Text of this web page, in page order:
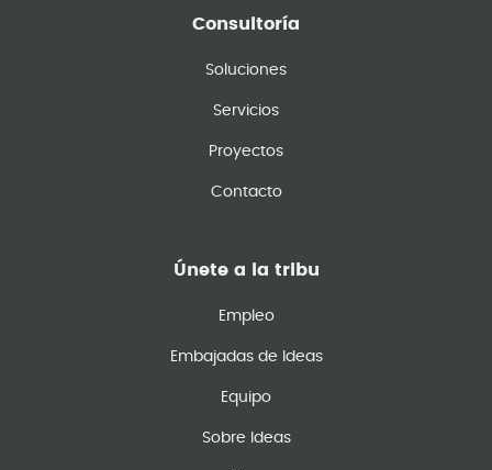
Consultoría
Soluciones
Servicios
Proyectos
Contacto
Únete a la tribu
Empleo
Embajadas de Ideas
Equipo
Sobre Ideas